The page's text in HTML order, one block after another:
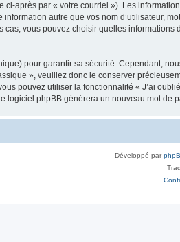
après par « votre courriel »). Les
autre que vos nom d’utilisateur,
vous pouvez choisir quelles
pour garantir sa sécurité. Cependant,
», veuillez donc le conserver
pouvez utiliser la fonctionnalité « J’ai
logiciel phpBB générera un nouveau mot de
Développé par